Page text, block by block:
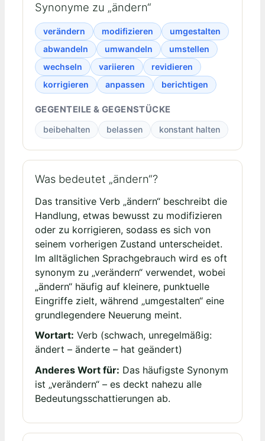
Synonyme zu „ändern“
verändern modifizieren
umgestalten
abwandeln
umwandeln
umstellen
wechseln
variieren
revidieren
korrigieren
anpassen berichtigen
GEGENTEILE & GEGENSTÜCKE
beibehalten belassen konstant halten
Was bedeutet „ändern“?
Das transitive Verb „ändern“ beschreibt die
Handlung, etwas bewusst zu modifizieren
oder zu korrigieren, sodass es sich von
seinem vorherigen Zustand unterscheidet.
Im alltäglichen Sprachgebrauch wird es oft
synonym zu „verändern“ verwendet, wobei
„ändern“ häufig auf kleinere, punktuelle
Eingriffe zielt, während „umgestalten“ eine
grundlegendere Neuerung meint.
Wortart: Verb (schwach, unregelmäßig:
ändert – änderte – hat geändert)
Anderes Wort für: Das häufigste Synonym
ist „verändern“ – es deckt nahezu alle
Bedeutungsschattierungen ab.